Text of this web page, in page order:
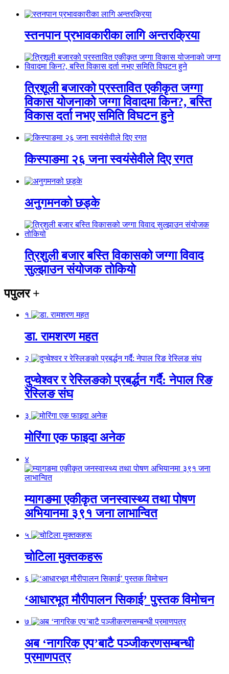
स्तनपान प्रभावकारीका लागि अन्तरक्रिया
त्रिशूली बजारको प्रस्तावित एकीकृत जग्गा
विकास योजनाको जग्गा विवादमा किन?, बस्ति
विकास दर्ता नभए समिति विघटन हुने
किस्पाङमा २६ जना स्वयंसेवीले दिए रगत
अनुगमनको छड्के
त्रिशुली बजार बस्ति विकासको जग्गा विवाद
सुल्झाउन संयोजक तोकियो
पपुलर+
१
डा. रामशरण महत
२
दुप्चेश्वर र रेस्लिङको प्रबर्द्धन गर्दै: नेपाल रिङ
रेस्लिङ संघ
३
मोरिंगा एक फाइदा अनेक
४
म्यागङमा एकीकृत जनस्वास्थ्य तथा पोषण
अभियानमा ३९१ जना लाभान्वित
५
चोटिला मुक्तकहरू
६
‘आधारभूत मौरीपालन सिकाई’ पुस्तक विमोचन
७
अब ‘नागरिक एप’बाटै पञ्जीकरणसम्बन्धी
प्रमाणपत्र